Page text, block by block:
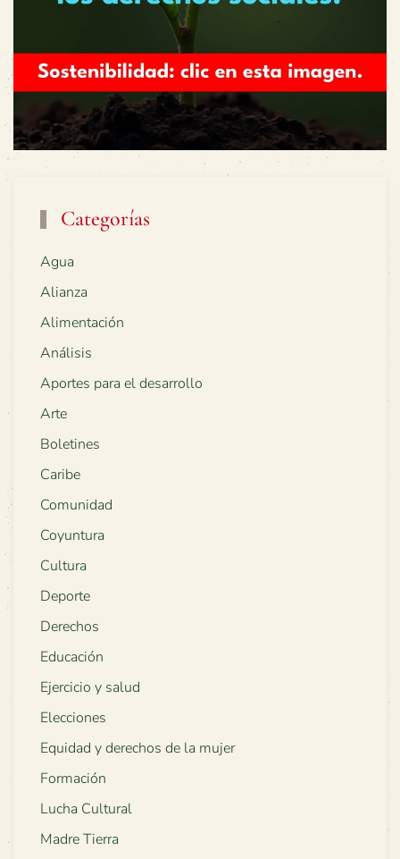
Categorías
Agua
Alianza
Alimentación
Análisis
Aportes para el desarrollo
Arte
Boletines
Caribe
Comunidad
Coyuntura
Cultura
Deporte
Derechos
Educación
Ejercicio y salud
Elecciones
Equidad y derechos de la mujer
Formación
Lucha Cultural
Madre Tierra